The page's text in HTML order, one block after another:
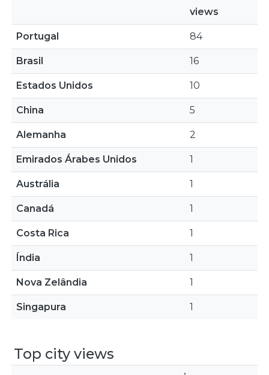
views
Portugal 84
Brasil 16
Estados Unidos 10
China 5
Alemanha 2
Emirados Árabes Unidos 1
Austrália 1
Canadá 1
Costa Rica 1
Índia 1
Nova Zelândia 1
Singapura 1
Top city views